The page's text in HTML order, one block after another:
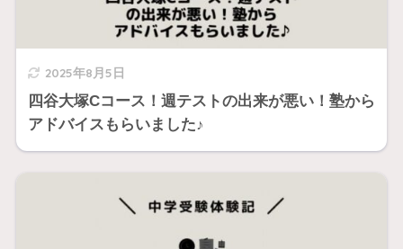
2025年8月5日
四谷大塚Cコース！週テストの出来が悪い！塾から
アドバイスもらいました♪